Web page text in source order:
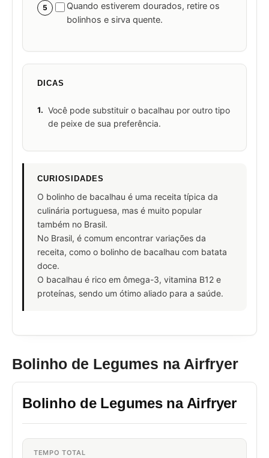
5
Quando estiverem dourados, retire os
bolinhos e sirva quente.
DICAS
1. Você pode substituir o bacalhau por outro tipo
de peixe de sua preferência.
CURIOSIDADES
O bolinho de bacalhau é uma receita típica da
culinária portuguesa, mas é muito popular
também no Brasil.
No Brasil, é comum encontrar variações da
receita, como o bolinho de bacalhau com batata
doce.
O bacalhau é rico em ômega-3, vitamina B12 e
proteínas, sendo um ótimo aliado para a saúde.
Bolinho de Legumes na Airfryer
Bolinho de Legumes na Airfryer
TEMPO TOTAL